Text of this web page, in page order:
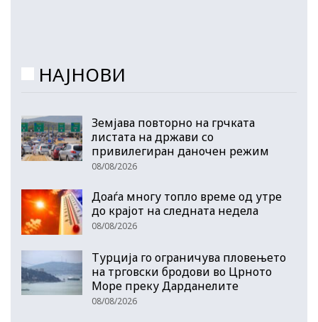
НАЈНОВИ
Земјава повторно на грчката
листата на држави со
привилегиран даночен режим
08/08/2026
Доаѓа многу топло време од утре
до крајот на следната недела
08/08/2026
Турција го ограничува пловењето
на трговски бродови во Црното
Море преку Дарданелите
08/08/2026